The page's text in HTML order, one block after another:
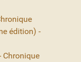
édition) -
Chronique